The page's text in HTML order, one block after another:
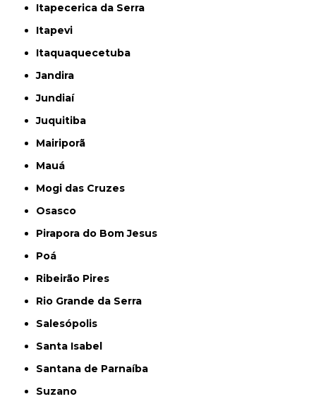
Itapecerica da Serra
Itapevi
Itaquaquecetuba
Jandira
Jundiaí
Juquitiba
Mairiporã
Mauá
Mogi das Cruzes
Osasco
Pirapora do Bom Jesus
Poá
Ribeirão Pires
Rio Grande da Serra
Salesópolis
Santa Isabel
Santana de Parnaíba
Suzano